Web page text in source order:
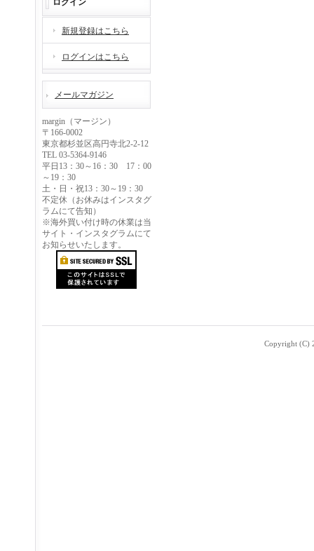
ログイン
新規登録はこちら
ログインはこちら
メールマガジン
margin（マージン）
〒166-0002
東京都杉並区高円寺北2-2-12
TEL 03-5364-9146
平日13：30～16：30 17：00
～19：30
土・日・祝13：30～19：30
不定休（お休みはインスタグ
ラムにて告知）
※海外買い付け時の休業は当
サイト・インスタグラムにて
お知らせいたします。
Copyright (C)